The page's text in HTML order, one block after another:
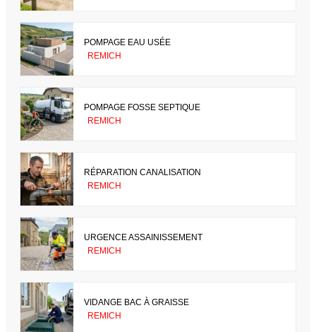
POMPAGE EAU USÉE
REMICH
POMPAGE FOSSE SEPTIQUE
REMICH
RÉPARATION CANALISATION
REMICH
URGENCE ASSAINISSEMENT
REMICH
VIDANGE BAC À GRAISSE
REMICH